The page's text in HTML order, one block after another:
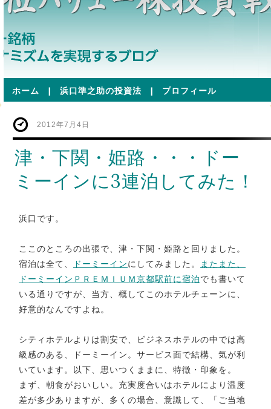
ホーム | 浜口準之助の投資法 | プロフィール
2012年7月4日
津・下関・姫路・・・ドー
ミーインに3連泊してみた！
浜口です。
ここのところの出張で、津・下関・姫路と回りました。
宿泊は全て、
ドーミーインにしてみました。
またまた、
ドーミーインＰＲＥＭＩＵＭ京都駅前に宿泊でも書いて
いる通りですが、当方、概してこのホテルチェーンに、
好意的なんですよね。
シティホテルよりは割安で、ビジネスホテルの中では高
級感のある、ドーミーイン。サービス面で結構、気が利
いています。以下、思いつくままに、特徴・印象を。
まず、朝食がおいしい。充実度合いはホテルにより温度
差が多少ありますが、多くの場合、意識して、「ご当地